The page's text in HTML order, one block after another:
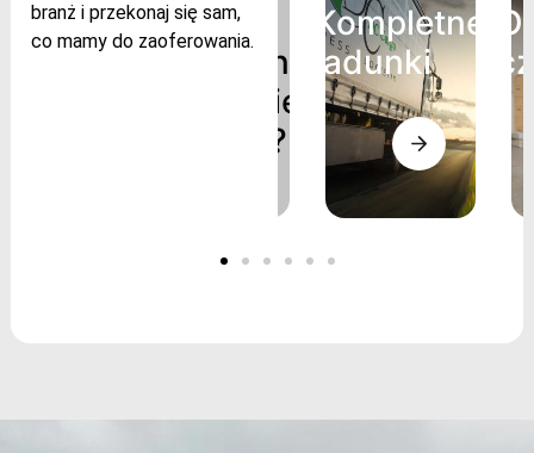
branż i przekonaj się sam,
co mamy do zaoferowania.
Nie jest to
odpowiednie
rozwiązanie
dla Ciebie?
Skontaktuj się
indywidualne
Kompletne
ładunki
Kompletne